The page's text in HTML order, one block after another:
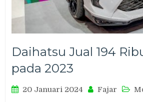
Daihatsu Jual 194
pada 2023
20 Januari 2024 Fajar